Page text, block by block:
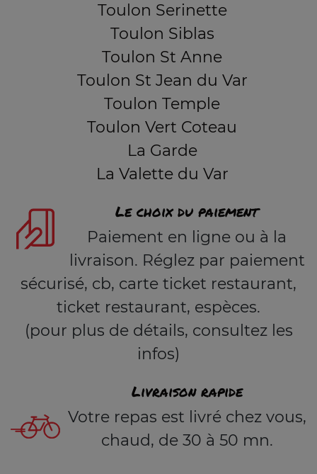
Toulon Serinette
Toulon Siblas
Toulon St Anne
Toulon St Jean du Var
Toulon Temple
Toulon Vert Coteau
La Garde
La Valette du Var
Le choix du paiement
Paiement en ligne ou à la
livraison. Réglez par paiement
sécurisé, cb, carte ticket restaurant,
ticket restaurant, espèces.
(pour plus de détails, consultez les
infos)
Livraison rapide
Votre repas est livré chez vous,
chaud, de 30 à 50 mn.